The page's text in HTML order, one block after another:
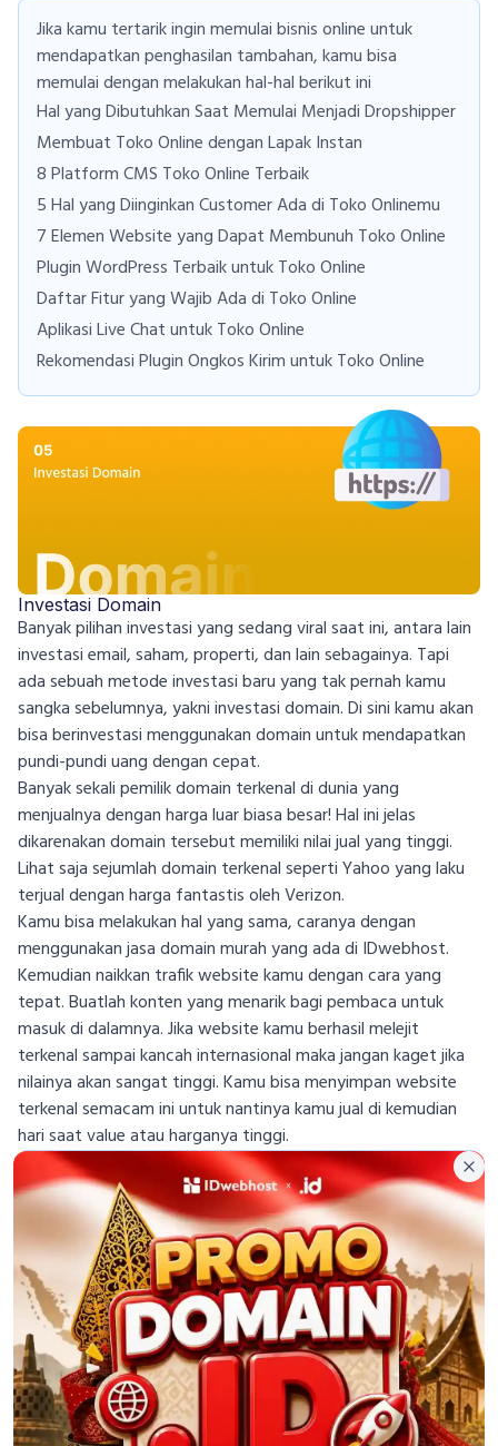
Jika kamu tertarik ingin memulai bisnis online untuk
mendapatkan penghasilan tambahan, kamu bisa
memulai dengan melakukan hal-hal berikut ini
Hal yang Dibutuhkan Saat Memulai Menjadi Dropshipper
Membuat Toko Online dengan Lapak Instan
8 Platform CMS Toko Online Terbaik
5 Hal yang Diinginkan Customer Ada di Toko Onlinemu
7 Elemen Website yang Dapat Membunuh Toko Online
Plugin WordPress Terbaik untuk Toko Online
Daftar Fitur yang Wajib Ada di Toko Online
Aplikasi Live Chat untuk Toko Online
Rekomendasi Plugin Ongkos Kirim untuk Toko Online
Investasi Domain
Banyak pilihan investasi yang sedang viral saat ini, antara lain
investasi email, saham, properti, dan lain sebagainya. Tapi
ada sebuah metode investasi baru yang tak pernah kamu
sangka sebelumnya, yakni investasi domain. Di sini kamu akan
bisa berinvestasi menggunakan domain untuk mendapatkan
pundi-pundi uang dengan cepat.
Banyak sekali pemilik domain terkenal di dunia yang
menjualnya dengan harga luar biasa besar! Hal ini jelas
dikarenakan domain tersebut memiliki nilai jual yang tinggi.
Lihat saja sejumlah domain terkenal seperti Yahoo yang laku
terjual dengan harga fantastis oleh Verizon.
Kamu bisa melakukan hal yang sama, caranya dengan
menggunakan jasa domain murah yang ada di IDwebhost.
Kemudian naikkan trafik website kamu dengan cara yang
tepat. Buatlah konten yang menarik bagi pembaca untuk
masuk di dalamnya. Jika website kamu berhasil melejit
terkenal sampai kancah internasional maka jangan kaget jika
nilainya akan sangat tinggi. Kamu bisa menyimpan website
terkenal semacam ini untuk nantinya kamu jual di kemudian
hari saat value atau harganya tinggi.
Jika kamu masih perlu memahami lebih detail seputar
domain. Seperti pengertian domain, jenis-jenis domain,
cara memilih domain yang cocok, dan lain sebagainya,
silakan klik artikel-artikel di bawah ini
Perbedaan Domain, Hosting, dan Server
Siklus Masa Aktif Domain yang Harus Kamu Tahu
Alasan Kenapa Brand Membutuhkan Domain
Tips Membeli Domain Sesuai Kebutuhan
Cara Memilih Domain Murah Berkualitas